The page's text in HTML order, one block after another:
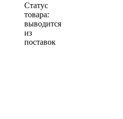
Статус
товара:
выводится
из
поставок